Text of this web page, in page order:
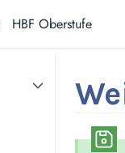
HBF Oberstufe